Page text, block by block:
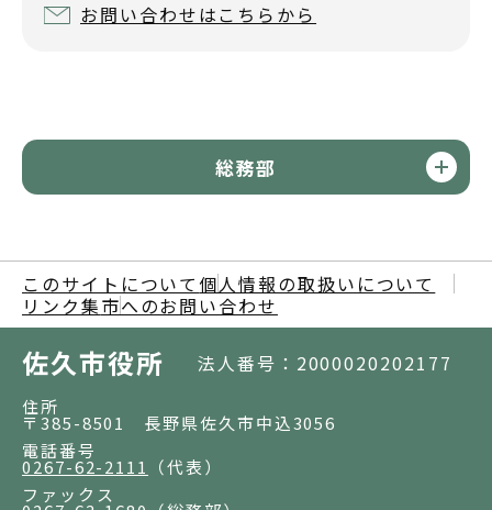
お問い合わせはこちらから
総務部
このサイトについて 個人情報の取扱いについて
リンク集市へのお問い合わせ
佐久市役所 法人番号：2000020202177
住所
〒385-8501 長野県佐久市中込3056
電話番号
0267-62-2111
（代表）
ファックス